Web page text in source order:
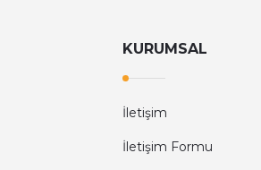
KURUMSAL
İletişim
İletişim Formu